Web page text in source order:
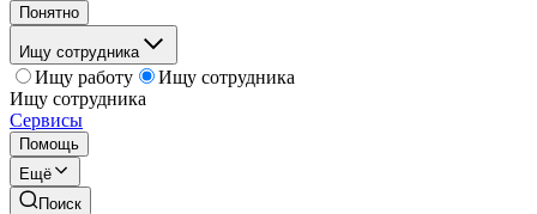
Понятно
Ищу сотрудника
Ищу работу
Ищу сотрудника
Ищу сотрудника
Сервисы
Помощь
Ещё
Поиск